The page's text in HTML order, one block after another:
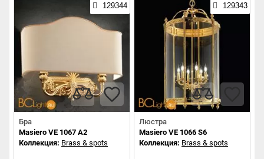
129344
Бра
Masiero VE 1067 A2
Коллекция: Brass & spots
129343
Люстра
Masiero VE 1066 S6
Коллекция: Brass & spots